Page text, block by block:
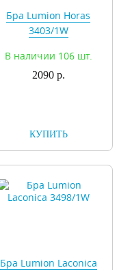
Бра Lumion Horas
3403/1W
В наличии 106 шт.
2090 р.
КУПИТЬ
Бра Lumion Laconica